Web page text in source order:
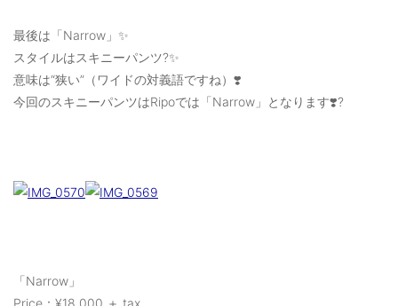
最後は「Narrow」✨
スタイルはスキニーパンツ?✨
意味は“狭い”（ワイドの対義語ですね）❣️
今回のスキニーパンツはRipoでは「Narrow」となります❣️?
「Narrow」
Price：¥18,000 ＋ tax